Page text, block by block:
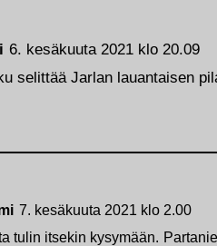
6. kesäkuuta 2021 klo 20.09
selittää Jarlan lauantaisen
7. kesäkuuta 2021 klo 2.00
tulin itsekin kysymään.